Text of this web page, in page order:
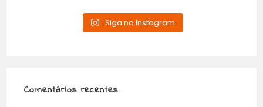
Siga no Instagram
Comentários recentes